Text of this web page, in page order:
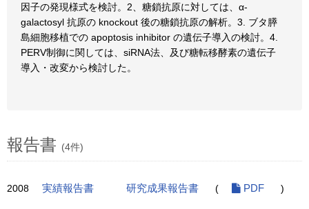
因子の発現様式を検討。2、糖鎖抗原に対しては、α-
galactosyl 抗原の knockout 後の糖鎖抗原の解析。3. ブタ膵
島細胞移植での apoptosis inhibitor の遺伝子導入の検討。4.
PERV制御に関しては、siRNA法、及び糖転移酵素の遺伝子
導入・改変から検討した。
報告書 (4件)
2008 実績報告書 研究成果報告書 ( PDF )